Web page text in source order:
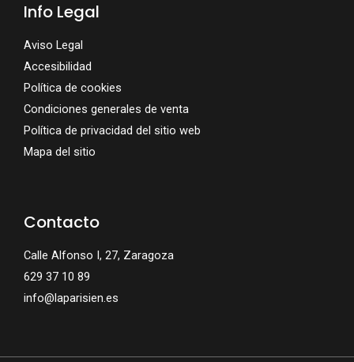
Info Legal
Aviso Legal
Accesibilidad
Política de cookies
Condiciones generales de venta
Política de privacidad del sitio web
Mapa del sitio
Contacto
Calle Alfonso I, 27, Zaragoza
629 37 10 89
info@laparisien.es